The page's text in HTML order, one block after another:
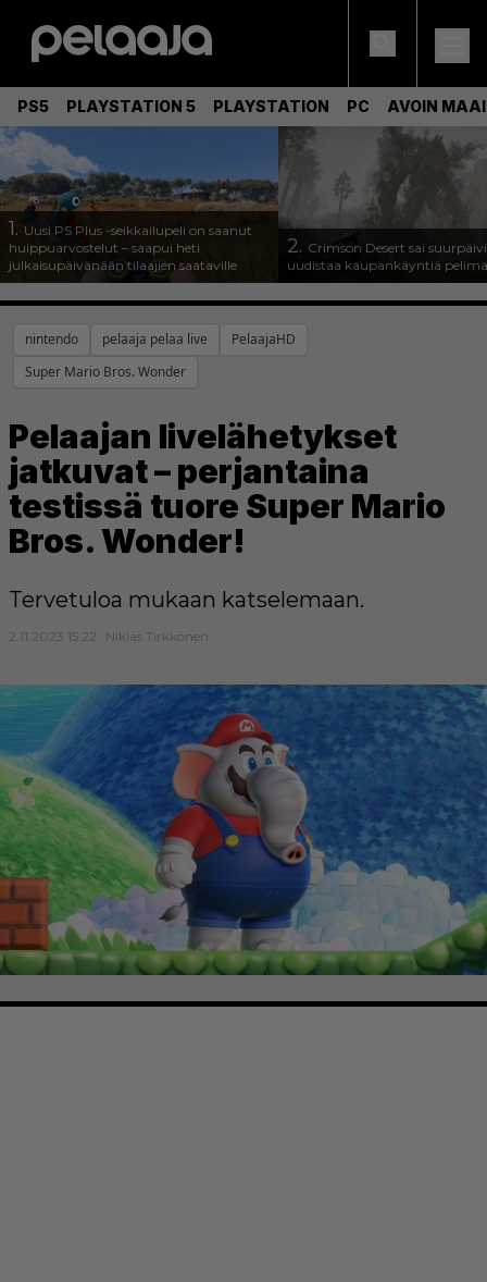
PS5 PLAYSTATION 5 PLAYSTATION PC AVOIN
1. Uusi PS Plus -seikkailupeli on saanut
huippuarvostelut – saapui heti
julkaisupäivänään tilaajien saataville
2. Crimson Desert sai
uudistaa kaupankäyntiä
nintendo pelaaja pelaa live
PelaajaHD
Super Mario Bros. Wonder
Pelaajan livelähetykset
jatkuvat – perjantaina
testissä tuore Super Mario
Bros. Wonder!
Tervetuloa mukaan katselemaan.
2.11.2023 15:22 Niklas Tirkkonen